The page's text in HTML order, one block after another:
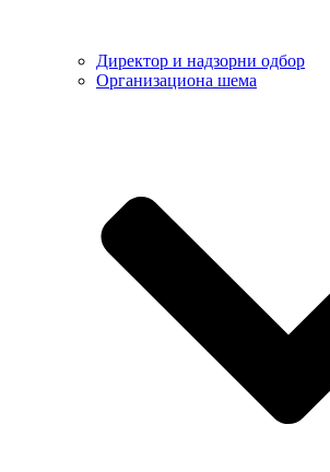
Директор и надзорни одбор
Организациона шема